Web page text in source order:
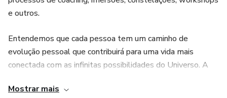
e outros.
Entendemos que cada pessoa tem um caminho de
evolução pessoal que contribuirá para uma vida mais
conectada com as infinitas possibilidades do Universo. A
Consciência Deyse Botega, que ao longo de sua vida uniu
Mostrar mais